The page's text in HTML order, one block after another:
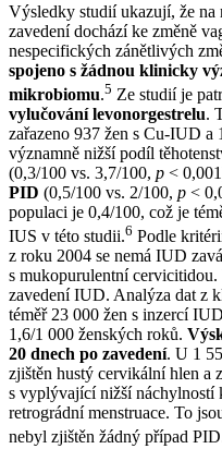
Výsledky studií ukazují, že
zavedení dochází ke změně
nespecifických zánětlivých
spojeno s žádnou klinicky
mikrobiomu.5 Ze studií je
vylučování levonorgestrelu.
zařazeno 937 žen s Cu-IUD
významně nižší podíl
(0,3/100 vs. 3,7/100, p <
PID (0,5/100 vs. 2/100, p <
populaci je 0,4/100, což je
IUS v této studii.6 Podle
z roku 2004 se nemá IUD
s mukopurulentní
zavedení IUD. Analýza dat z
téměř 23 000 žen s inzercí
1,6/1 000 ženských roků.
20 dnech po zavedení. U 1
zjištěn hustý cervikální hlen a
s vyplývající nižší náchylností
retrográdní menstruace. To
nebyl zjištěn žádný případ